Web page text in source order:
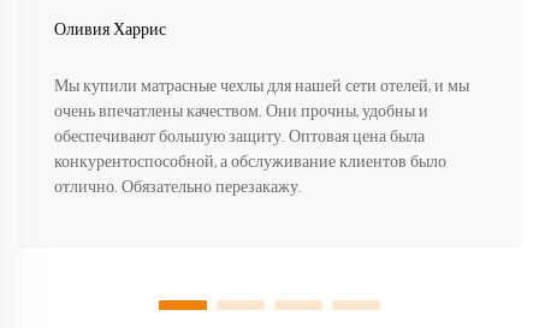
Оливия Харрис
Мы купили матрасные чехлы для нашей сети отелей, и мы
очень впечатлены качеством. Они прочны, удобны и
обеспечивают большую защиту. Оптовая цена была
конкурентоспособной, а обслуживание клиентов было
отлично. Обязательно перезакажу.